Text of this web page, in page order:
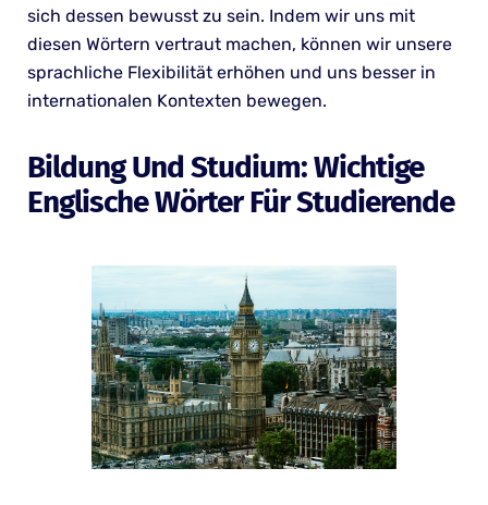
sich dessen bewusst zu sein. Indem wir uns mit
diesen Wörtern vertraut machen, können wir unsere
sprachliche Flexibilität erhöhen und uns besser in
internationalen Kontexten bewegen.
Bildung Und Studium: Wichtige
Englische Wörter Für Studierende